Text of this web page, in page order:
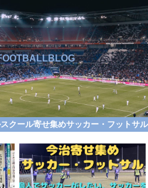
クール寄せ集めサッカー・フット